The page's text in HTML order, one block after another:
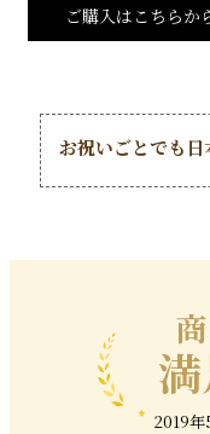
ご購入はこちらか
お祝いごとでも日
お中元やお歳暮など
ます。ただし地域に
して「無病息災長
良い飲み物とされ
をイメージしにく
包装紙で贈ると良い
日本茶のギフトは
2019